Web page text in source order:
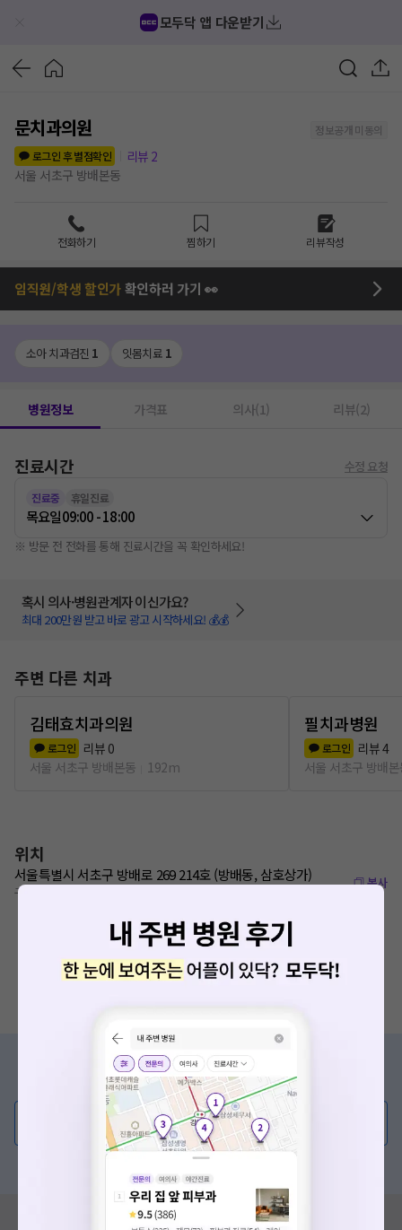
모두닥 앱 다운받기
문치과의원
정보공개 미동의
로그인 후 별점확인
리뷰 2
서울 서초구 방배본동
전화하기 찜하기 리뷰작성
임직원/학생 할인가확인하러 가기 👀
소아 치과검진 1 잇몸치료 1
병원정보 가격표 의사(1) 리뷰(2)
진료시간 수정 요청
진료중 휴일진료
목요일09:00 - 18:00
※ 방문 전 전화를 통해 진료시간을 꼭 확인하세요!
혹시 의사·병원관계자 이신가요?
최대 200만원 받고 바로 광고 시작하세요! 💰💰
주변 다른 치과
김태효치과의원
로그인 리뷰 0
서울 서초구 방배본동
192m
필치과병원
로그인 리뷰4
서울 서초구 방배
위치
서울특별시 서초구 방배로 269 214호 (방배동, 삼호상가)
구반포역 1번 출구로부터 660m
복사
증상/치료, 궁금한 점이 있나요?
의사가 직접 답해드려요!
💬 무엇이든 물어보세요
혹은, 의료상담 서비스에 다양한 게시글 보러가기
혹시 잘못된 병원정보가 있나요?